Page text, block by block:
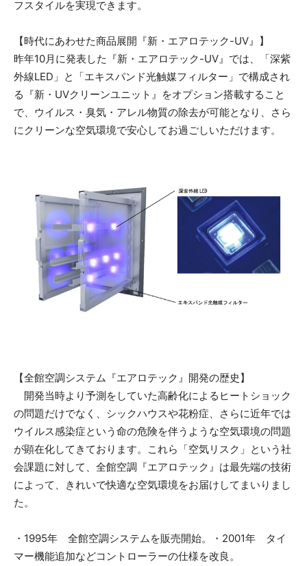
フスタイルを実現できます。
【時代にあわせた商品展開『新・エアロテック-UV』】
昨年10月に発表した『新・エアロテック-UV』では、「深紫
外線LED」と「エキスパンド光触媒フィルター」で構成され
る『新・UVクリーンユニット』をオプション搭載すること
で、ウイルス・臭気・アレル物質の除去が可能となり、さら
にクリーンな空気環境で安心してお過ごしいただけます。
【全館空調システム『エアロテック』開発の歴史】
開発当時より予測をしていた高齢化によるヒートショック
の問題だけでなく、シックハウスや花粉症、さらに近年では
ウイルス感染症という命の危険を伴うような空気環境の問題
が顕在化してきております。これら「空気リスク」という社
会課題に対して、全館空調『エアロテック』は最先端の技術
によって、きれいで快適な空気環境をお届けしてまいりまし
た。
・1995年 全館空調システムを販売開始。・2001年 タイ
マー機能追加などコントローラーの仕様を改良。